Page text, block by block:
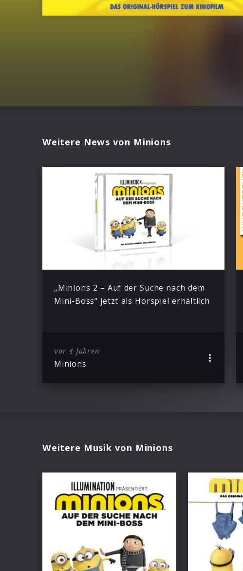
Weitere News von Minions
„Minions 2 – Auf der Suche nach dem
Mini-Boss“ jetzt als Hörspiel erhältlich
vor 4 Jahren
Minions
Weitere Musik von Minions